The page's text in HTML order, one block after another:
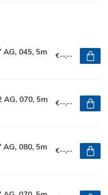
045, 5m €--,--
070, 5m €--,--
080, 5m €--,--